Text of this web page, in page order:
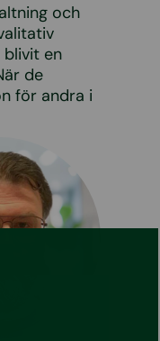
och
blivit en
de
för andra i